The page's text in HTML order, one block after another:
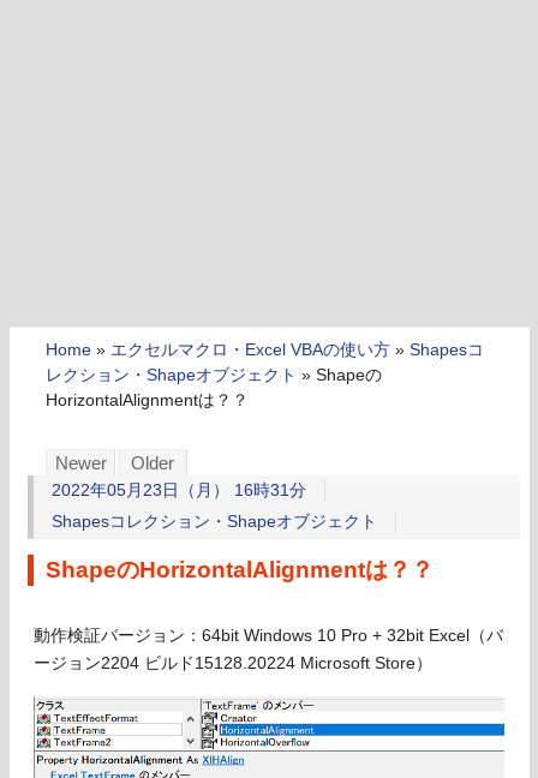
Home » エクセルマクロ・Excel VBAの使い方 » Shapesコ
レクション・Shapeオブジェクト » Shapeの
HorizontalAlignmentは？？
Newer Older
2022年05月23日（月） 16時31分
Shapesコレクション・Shapeオブジェクト
ShapeのHorizontalAlignmentは？？
動作検証バージョン：64bit Windows 10 Pro + 32bit Excel（バ
ージョン2204 ビルド15128.20224 Microsoft Store）